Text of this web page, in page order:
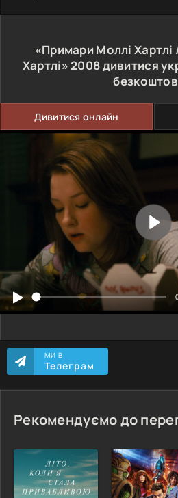
«Примари Моллі
Хартлі»2008дивитися
Дивитися онлайн
МИ В
Телеграм
Рекомендуємо до